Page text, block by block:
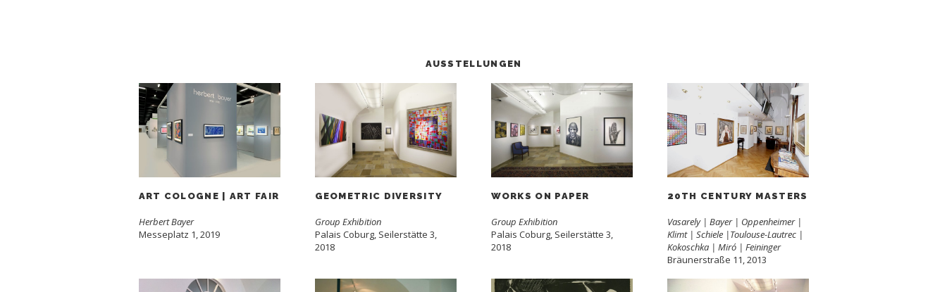
AUSSTELLUNGEN
ART COLOGNE | ART FAIR
Herbert Bayer
Messeplatz 1, 2019
20TH CENTURY MASTERS
Vasarely | Bayer | Oppenheimer |
Klimt | Schiele |Toulouse-Lautrec |
Kokoschka | Miró | Feininger
Bräunerstraße 11, 2013
GEOMETRIC DIVERSITY
Group Exhibition
Palais Coburg, Seilerstätte 3,
2018
WORKS ON PAPER
Group Exhibition
Palais Coburg, Seilerstätte 3,
2018